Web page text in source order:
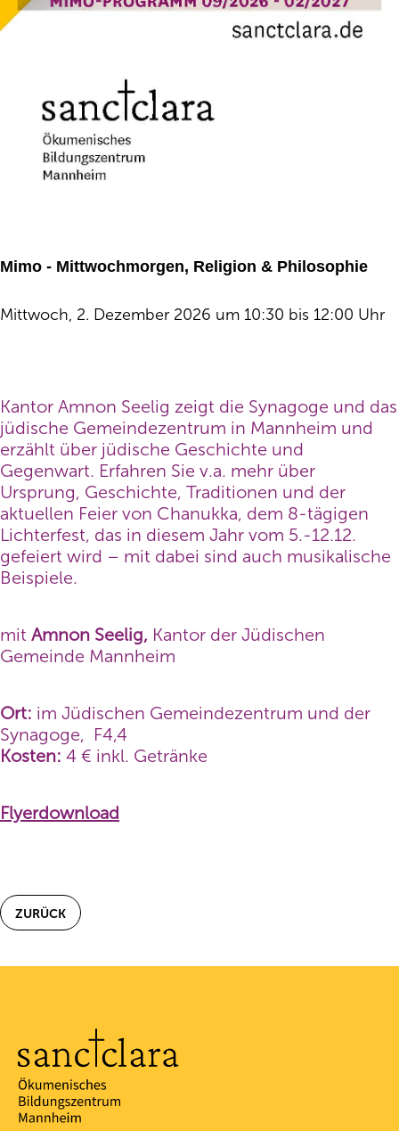
Mimo - Mittwochmorgen, Religion & Philosophie
Mittwoch, 2. Dezember 2026 um 10:30 bis 12:00 Uhr
Kantor Amnon Seelig zeigt die Synagoge und das
jüdische Gemeindezentrum in Mannheim und
erzählt über jüdische Geschichte und
Gegenwart. Erfahren Sie v.a. mehr über
Ursprung, Geschichte, Traditionen und der
aktuellen Feier von Chanukka, dem 8-tägigen
Lichterfest, das in diesem Jahr vom 5.-12.12.
gefeiert wird – mit dabei sind auch musikalische
Beispiele.
mit Amnon Seelig, Kantor der Jüdischen
Gemeinde Mannheim
Ort: im Jüdischen Gemeindezentrum und der
Synagoge, F4,4
Kosten: 4 € inkl. Getränke
Flyerdownload
ZURÜCK